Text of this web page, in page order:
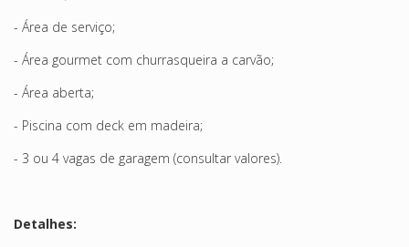
- Área de serviço;
- Área gourmet com churrasqueira a carvão;
- Área aberta;
- Piscina com deck em madeira;
- 3 ou 4 vagas de garagem (consultar valores).
Detalhes: